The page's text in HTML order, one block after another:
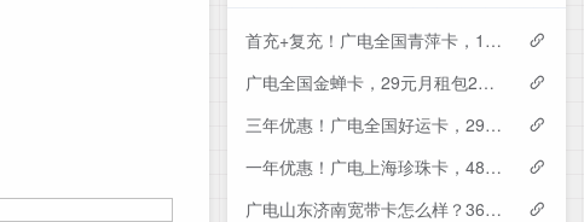
首充+复充！广电全国青萍卡，19元月租包230G+0.15元月租/分钟
广电全国金蝉卡，29元月租包230G+0.15元月租/分钟
三年优惠！广电全国好运卡，29元月租包200G+0.15元月租/分钟
一年优惠！广电上海珍珠卡，48元月租包430G+300分钟
广电山东济南宽带卡怎么样？360-840元月租包1-3年500-1000M单宽带套餐——广电流量卡测评